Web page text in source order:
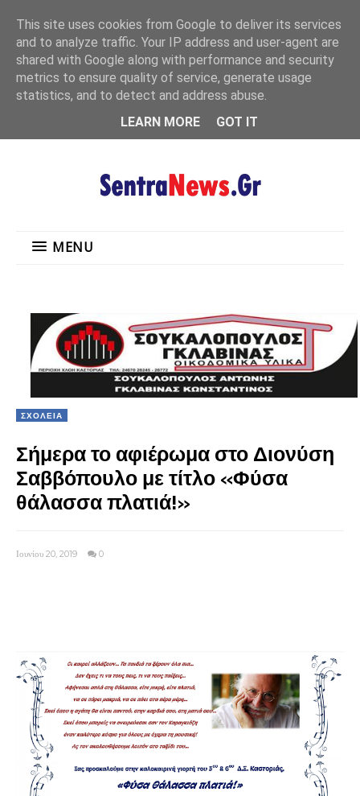
MENU
MENU
ΣΧΟΛΕΙΑ
Σήμερα το αφιέρωμα στο Διονύση
Σαββόπουλο με τίτλο «Φύσα
θάλασσα πλατιά!»
Ιουνίου 20, 2019 0
This site uses cookies from Google to deliver its services
and to analyze traffic. Your IP address and user-agent are
shared with Google along with performance and security
metrics to ensure quality of service, generate usage
statistics, and to detect and address abuse.
LEARN MORE
GOT IT